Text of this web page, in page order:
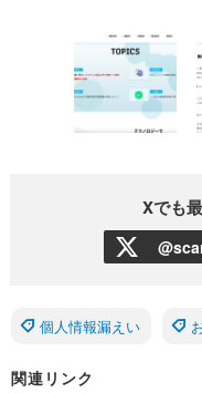
Xでも
個人情報漏えい
関連リンク